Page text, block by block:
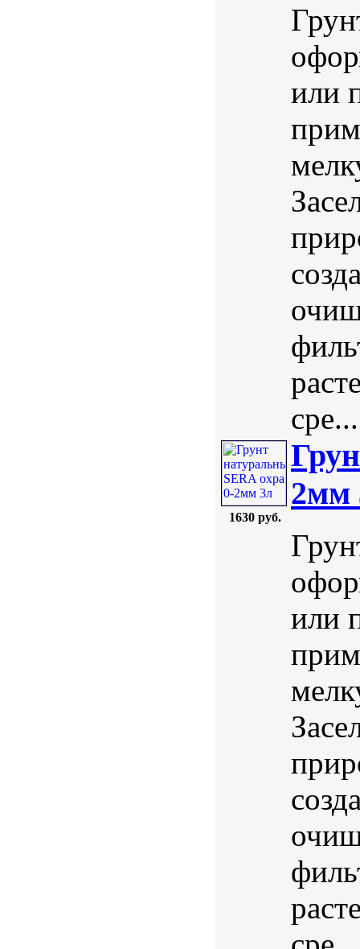
или
сре...
1630 руб.
2мм
или